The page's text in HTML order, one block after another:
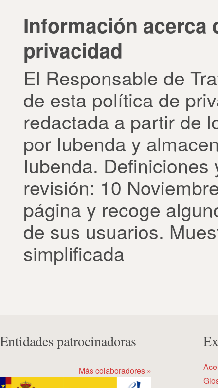
Información acerca
privacidad
El Responsable de
de esta política de
redactada a partir de
por Iubenda y
Iubenda.
revisión: 10
página y recoge
de sus usuarios.
simplificada
Entidades patrocinadoras
Más colaboradores »